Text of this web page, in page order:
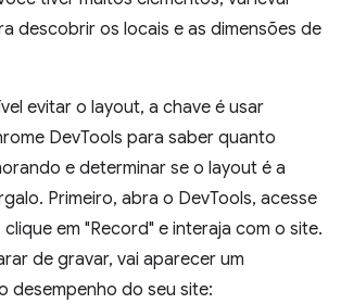
descobrir os locais e as dimensões de
evitar o layout, a chave é usar
DevTools para saber quanto
e determinar se o layout é a
Primeiro, abra o DevTools, acesse
clique em "Record" e interaja com o site.
de gravar, vai aparecer um
desempenho do seu site: